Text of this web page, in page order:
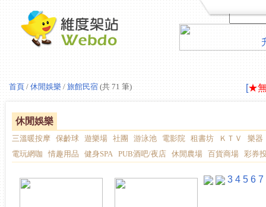
[★
首頁 /休閒娛樂 /旅館民宿(共 71 筆)
休閒娛樂
三溫暖按摩 保齡球 遊樂場 社團 游泳池 電影院 租書坊 ＫＴＶ
樂器
電玩網咖
情趣用品 健身SPA PUB酒吧/夜店 休閒農場 百貨商場 彩券
3 4 5 6 7